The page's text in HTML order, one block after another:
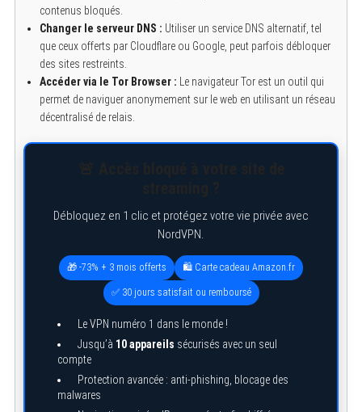
contenus bloqués.
Changer le serveur DNS : Utiliser un service DNS alternatif, tel
que ceux offerts par Cloudflare ou Google, peut parfois débloquer
des sites restreints.
Accéder via le Tor Browser : Le navigateur Tor est un outil qui
permet de naviguer anonymement sur le web en utilisant un réseau
décentralisé de relais.
Débloquez en 1 clic et protégez votre vie privée avec
NordVPN.
🎁 -73% + 3 mois offerts 🛍️ Carte cadeau Amazon.fr
✅ 30 jours satisfait ou remboursé
Le VPN numéro 1 dans le monde !
Jusqu’à 10 appareils sécurisés avec un seul
compte
Protection avancée : anti-phishing, blocage des
malwares